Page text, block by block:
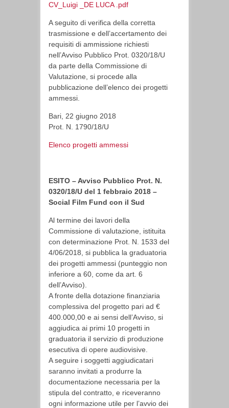
CV_Luigi _DE LUCA .pdf
A seguito di verifica della corretta
trasmissione e dell’accertamento dei
requisiti di ammissione richiesti
nell’Avviso Pubblico Prot. 0320/18/U
da parte della Commissione di
Valutazione, si procede alla
pubblicazione dell’elenco dei progetti
ammessi.
Bari, 22 giugno 2018
Prot. N. 1790/18/U
Elenco progetti ammessi
ESITO – Avviso Pubblico Prot. N.
0320/18/U del 1 febbraio 2018 –
Social Film Fund con il Sud
Al termine dei lavori della
Commissione di valutazione, istituita
con determinazione Prot. N. 1533 del
4/06/2018, si pubblica la graduatoria
dei progetti ammessi (punteggio non
inferiore a 60, come da art. 6
dell’Avviso).
A fronte della dotazione finanziaria
complessiva del progetto pari ad €
400.000,00 e ai sensi dell’Avviso, si
aggiudica ai primi 10 progetti in
graduatoria il servizio di produzione
esecutiva di opere audiovisive.
A seguire i soggetti aggiudicatari
saranno invitati a produrre la
documentazione necessaria per la
stipula del contratto, e riceveranno
ogni informazione utile per l’avvio dei